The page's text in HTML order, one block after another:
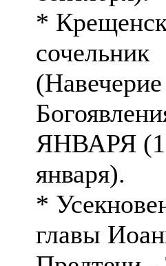
*
сочельник
(Навечерие
ЯНВАРЯ
января).
*
главы